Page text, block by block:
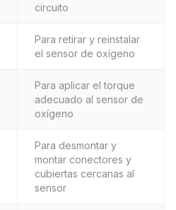
circuito
Para retirar y reinstalar
el sensor de oxígeno
Para aplicar el torque
adecuado al sensor de
oxígeno
Para desmontar y
montar conectores y
cubiertas cercanas al
sensor